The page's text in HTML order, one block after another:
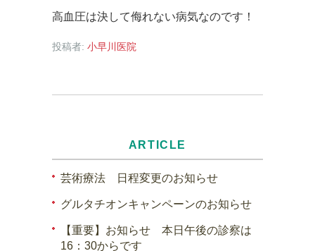
高血圧は決して侮れない病気なのです！
投稿者: 小早川医院
ARTICLE
芸術療法 日程変更のお知らせ
グルタチオンキャンペーンのお知らせ
【重要】お知らせ 本日午後の診察は
16：30からです